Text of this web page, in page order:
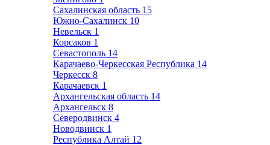
Сахалинская область 15
Южно-Сахалинск 10
Невельск 1
Корсаков 1
Севастополь 14
Карачаево-Черкесская Республика 14
Черкесск 8
Карачаевск 1
Архангельская область 14
Архангельск 8
Северодвинск 4
Новодвинск 1
Республика Алтай 12